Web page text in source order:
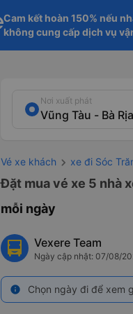
Cam kết hoàn 150% nếu
không cung cấp dịch vụ
Nơi xuất phát
Vé xe khách xe đi Sóc
Đặt mua vé xe 5 nhà
mỗi ngày
Vexere Team
Ngày cập nhật: 07/08/
info Chọn ngày đi để xem